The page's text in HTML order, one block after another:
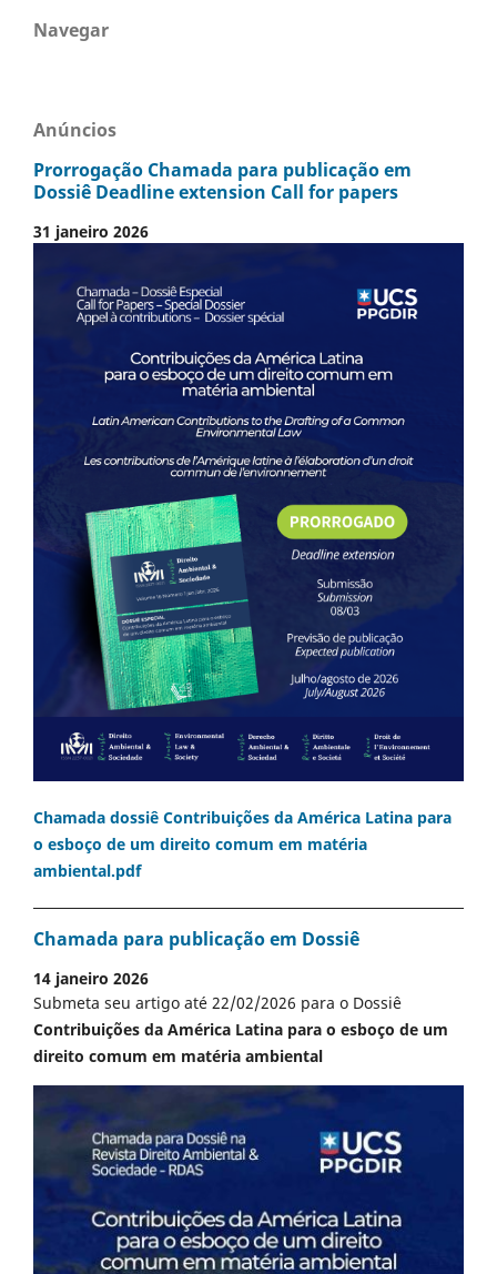
Navegar
Anúncios
Prorrogação Chamada para publicação em
Dossiê Deadline extension Call for papers
31 janeiro 2026
Chamada dossiê Contribuições da América Latina para
o esboço de um direito comum em matéria
ambiental.pdf
Chamada para publicação em Dossiê
14 janeiro 2026
Submeta seu artigo até 22/02/2026 para o Dossiê
Contribuições da América Latina para o esboço de um
direito comum em matéria ambiental